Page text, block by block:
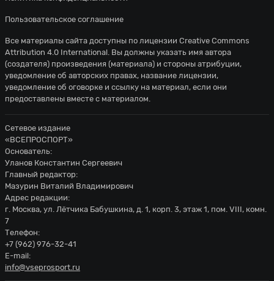
Пользовательское соглашение
Все материалы сайта доступны по лицензии Creative Commons
Attribution 4.0 International. Вы должны указать имя автора
(создателя) произведения (материала) и стороны атрибуции,
уведомление об авторских правах, название лицензии,
уведомление об оговорке и ссылку на материал, если они
предоставлены вместе с материалом.
Сетевое издание
«ВСЕПРОСПОРТ»
Основатель:
Уланов Константин Сергеевич
Главный редактор:
Мазурин Виталий Владимирович
Адрес редакции:
г. Москва, ул. Лётчика Бабушкина, д. 1, корп. 3, этаж 1, пом. VIII, комн.
7
Телефон:
+7 (962) 976-32-41
E-mail:
info@vseprosport.ru